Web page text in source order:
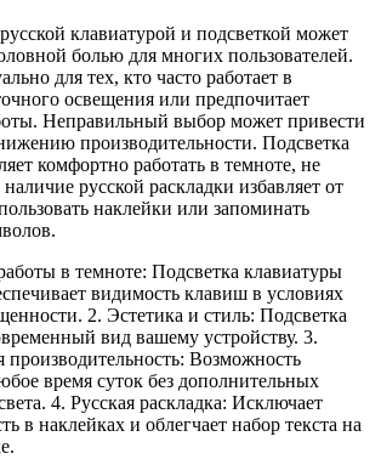
клавиатурой и подсветкой может
болью для многих пользователей.
для тех, кто часто работает в
освещения или предпочитает
Неправильный выбор может привести
производительности. Подсветка
комфортно работать в темноте, не
русской раскладки избавляет от
наклейки или запоминать
в темноте: Подсветка клавиатуры
видимость клавиш в условиях
2. Эстетика и стиль: Подсветка
вид вашему устройству. 3.
Возможность
время суток без дополнительных
4. Русская раскладка: Исключает
в наклейках и облегчает набор текста на